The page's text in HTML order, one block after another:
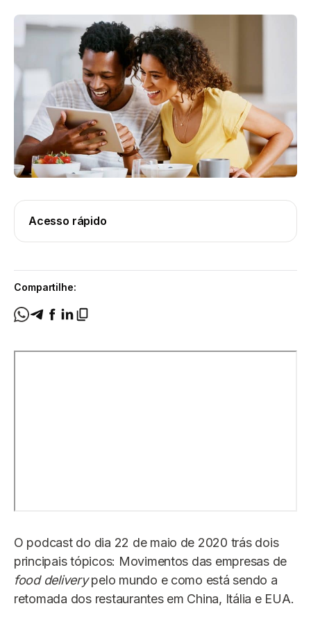
Acesso rápido
Compartilhe:
O podcast do dia 22 de maio de 2020 trás dois
principais tópicos: Movimentos das empresas de
food deliverypelo mundo e como está sendo a
retomada dos restaurantes em China, Itália e EUA.